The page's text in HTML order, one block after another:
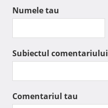
Numele tau
Subiectul comentariului
Comentariul tau